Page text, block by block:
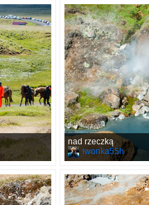
nad rzeczką
iwonka55h